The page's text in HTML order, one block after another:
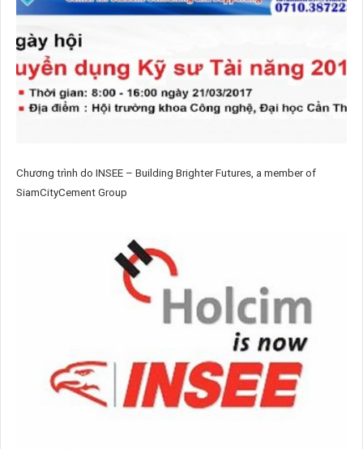
Chương trình do INSEE – Building Brighter Futures, a member of
SiamCityCement Group